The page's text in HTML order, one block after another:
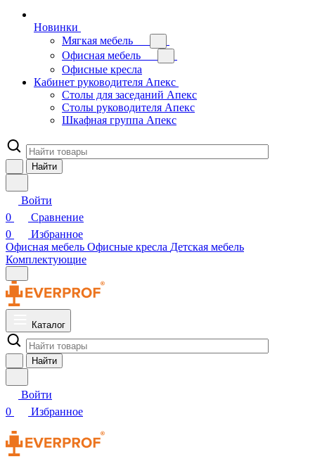
Новинки
Мягкая мебель
Офисная мебель
Офисные кресла
Кабинет руководителя Апекс
Столы для заседаний Апекс
Столы руководителя Апекс
Шкафная группа Апекс
Найти
Войти
0
Сравнение
0
Избранное
Офисная мебель Офисные кресла Детская мебель
Комплектующие
Каталог
Найти
Войти
0
Избранное